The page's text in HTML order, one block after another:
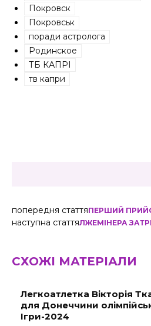
Покровск
Покровськ
поради астролога
Родинское
ТБ КАПРІ
тв капри
попередня статтяПЕРШИЙ
наступна статтяЛЖЕМІНЕРА
СХОЖІ МАТЕРІАЛИ
Легкоатлетка Вікторія
для Донеччини
Ігри-2024